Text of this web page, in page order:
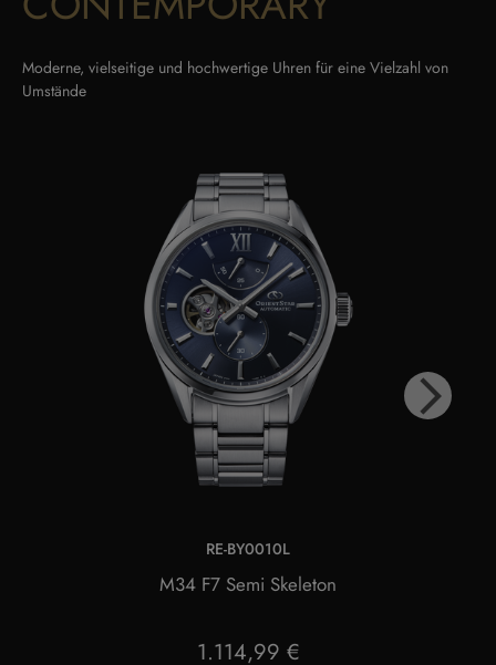
Moderne, vielseitige und hochwertige Uhren für eine Vielzahl von
Umstände
RE-BY0010L
M34 F7 Semi Skeleton
1.114,99 €